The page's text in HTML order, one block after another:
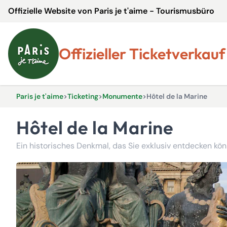
Offizielle Website von Paris je t'aime - Tourismusbüro
Offizieller Ticketverkauf
Paris je t'aime>Ticketing>Monumente>Hôtel de la Marine
Hôtel de la Marine
Ein historisches Denkmal, das Sie exklusiv entdecken